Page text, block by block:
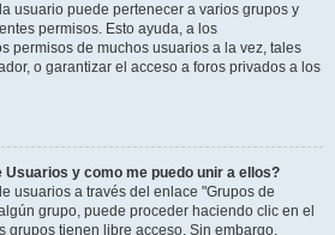
usuario puede pertenecer a varios grupos y
permisos. Esto ayuda, a los
permisos de muchos usuarios a la vez, tales
o garantizar el acceso a foros privados a los
Usuarios y como me puedo unir a ellos?
usuarios a través del enlace "Grupos de
grupo, puede proceder haciendo clic en el
grupos tienen libre acceso. Sin embargo,